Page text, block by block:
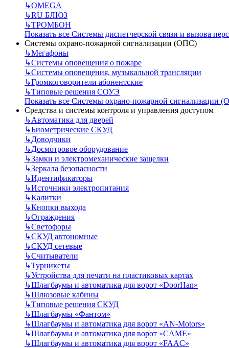
↳OMEGA
↳RU БЛЮЗ
↳ТРОМБОН
Показать все Системы диспетчерской связи и вызова
Системы охрано-пожарной сигнализации (ОПС)
↳Мегафоны
↳Системы оповещения о пожаре
↳Системы оповещения, музыкальной трансляции
↳Громкоговорители абонентские
↳Типовые решения СОУЭ
Показать все Системы охрано-пожарной сигнализации
Средства и системы контроля и управления доступом
↳Автоматика для дверей
↳Биометрические СКУД
↳Доводчики
↳Досмотровое оборудование
↳Замки и электромеханические защелки
↳Зеркала безопасности
↳Идентификаторы
↳Источники электропитания
↳Калитки
↳Кнопки выхода
↳Ограждения
↳Светофоры
↳СКУД автономные
↳СКУД сетевые
↳Считыватели
↳Турникеты
↳Устройства для печати на пластиковых картах
↳Шлагбаумы и автоматика для ворот «DoorHan»
↳Шлюзовые кабины
↳Типовые решения СКУД
↳Шлагбаумы «Фантом»
↳Шлагбаумы и автоматика для ворот «AN-Motors»
↳Шлагбаумы и автоматика для ворот «CAME»
↳Шлагбаумы и автоматика для ворот «FAAC»